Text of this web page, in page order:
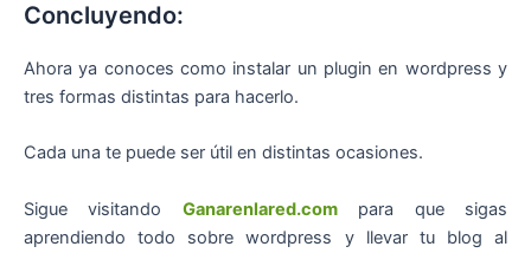
Concluyendo:
Ahora ya conoces como instalar un plugin en wordpress y
tres formas distintas para hacerlo.
Cada una te puede ser útil en distintas ocasiones.
Sigue visitando Ganarenlared.compara que sigas
aprendiendo todo sobre wordpress y llevar tu blog al